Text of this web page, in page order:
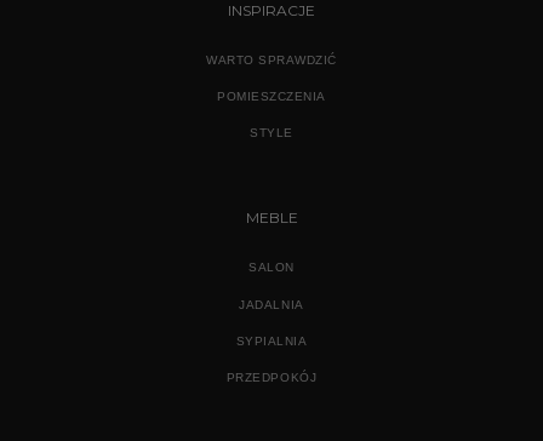
INSPIRACJE
WARTO SPRAWDZIĆ
POMIESZCZENIA
STYLE
MEBLE
SALON
JADALNIA
SYPIALNIA
PRZEDPOKÓJ